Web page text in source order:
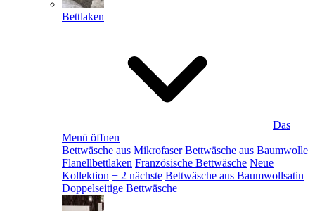
Bettlaken
Das
Menü öffnen
Bettwäsche aus Mikrofaser Bettwäsche aus Baumwolle
Flanellbettlaken Französische Bettwäsche Neue
Kollektion + 2 nächste Bettwäsche aus Baumwollsatin
Doppelseitige Bettwäsche